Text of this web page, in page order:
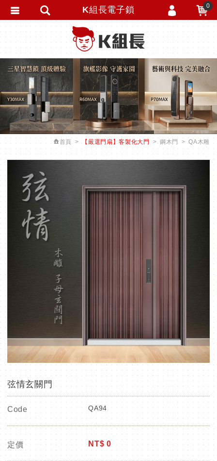
首頁 【嚴選門扇】客製化大門 鋼木門 QA木雕
弦情玄關門
Code QA94
定價 NT$ 0
K組長電子鎖 0
會員註冊
忘記密碼
訂單查詢
追蹤清單
匯款通知